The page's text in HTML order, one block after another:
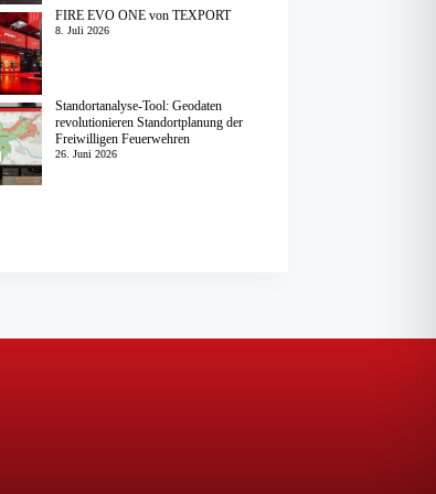
FIRE EVO ONE von TEXPORT
8. Juli 2026
Standortanalyse-Tool: Geodaten
revolutionieren Standortplanung der
Freiwilligen Feuerwehren
26. Juni 2026